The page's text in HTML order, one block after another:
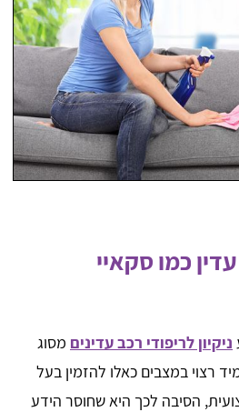
כמו סקאיי
ניקיון לריפודי רכב עדינים מסוג
רצוי במצבים כאלו להזמין בעל
הסיבה לכך היא שחוסר הידע